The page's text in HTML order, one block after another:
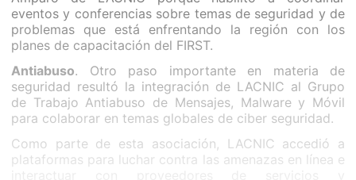
eventos y conferencias sobre temas de seguridad y de
problemas que está enfrentando la región con los
planes de capacitación del FIRST.
Antiabuso. Otro paso importante en materia de
seguridad resultó la integración de LACNIC al Grupo
de Trabajo Antiabuso de Mensajes, Malware y Móvil
para colaborar en temas globales de ciber seguridad.
Como parte de esta asociación, LACNIC accedió a
plataformas para luchar contra las amenazas en línea e